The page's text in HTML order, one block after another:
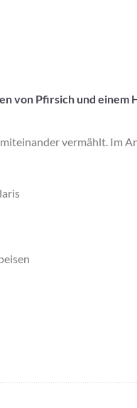
von Pfirsich und einem
vermählt. Im